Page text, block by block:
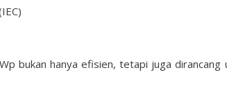
bukan hanya efisien, tetapi juga